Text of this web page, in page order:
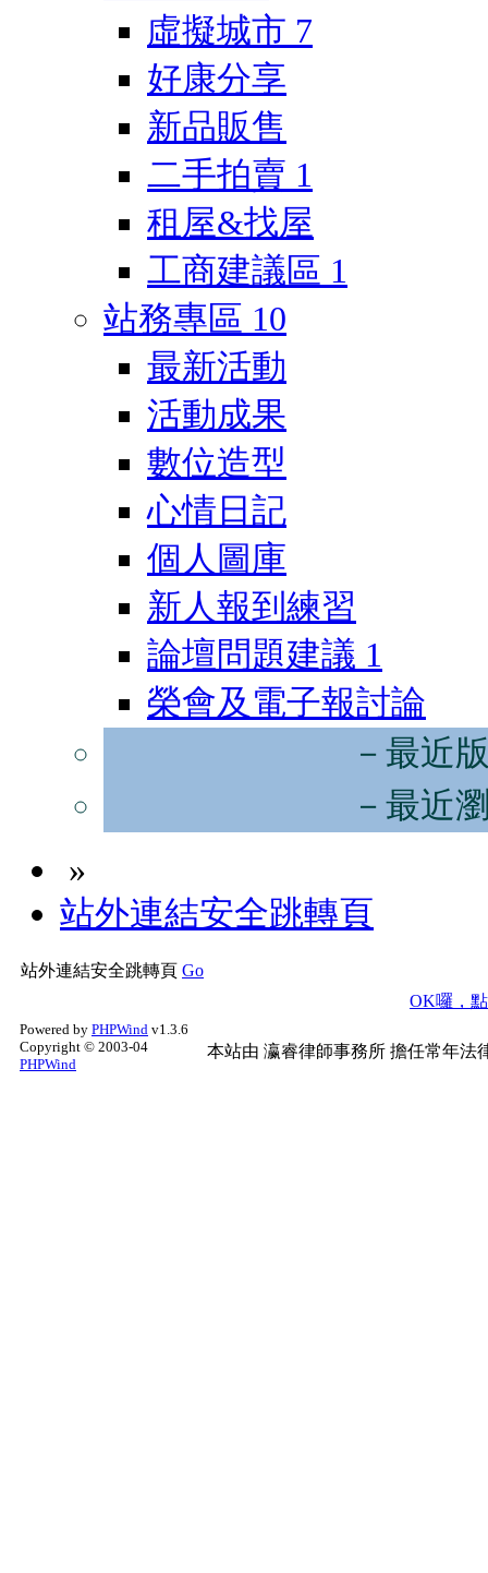
虛擬城市 7
好康分享
新品販售
二手拍賣 1
租屋&找屋
工商建議區 1
站務專區 10
最新活動
活動成果
數位造型
心情日記
個人圖庫
新人報到練習
論壇問題建議 1
榮會及電子報討論
－最近
－最近
»
站外連結安全跳轉頁
站外連結安全跳轉頁 Go
OK囉，
Powered by PHPWind v1.3.6
Copyright © 2003-04
PHPWind
本站由 瀛睿律師事務所 擔任常年法